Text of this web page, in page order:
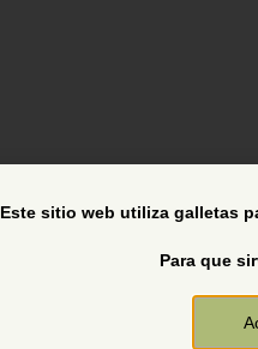
Este sitio web utiliza galletas
Para que